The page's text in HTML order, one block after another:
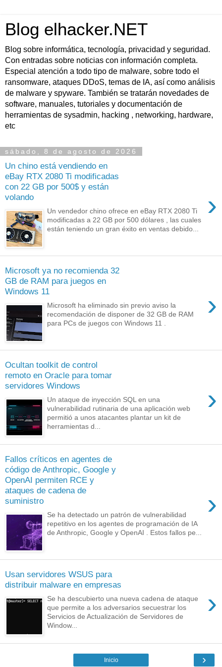
Blog elhacker.NET
Blog sobre informática, tecnología, privacidad y seguridad.
Con entradas sobre noticias con información completa.
Especial atención a todo tipo de malware, sobre todo el
ransomware, ataques DDoS, temas de IA, así como análisis
de malware y spyware. También se tratarán novedades de
software, manuales, tutoriales y documentación de
herramientas de sysadmin, hacking , networking, hardware,
etc
sábado, 8 de agosto de 2026
Un chino está vendiendo en
eBay RTX 2080 Ti modificadas
con 22 GB por 500$ y están
volando
›
Un vendedor chino ofrece en eBay RTX 2080 Ti
modificadas a 22 GB por 500 dólares , las cuales
están teniendo un gran éxito en ventas debido...
Microsoft ya no recomienda 32
GB de RAM para juegos en
Windows 11
›
Microsoft ha eliminado sin previo aviso la
recomendación de disponer de 32 GB de RAM
para PCs de juegos con Windows 11 .
Ocultan toolkit de control
remoto en Oracle para tomar
servidores Windows
›
Un ataque de inyección SQL en una
vulnerabilidad rutinaria de una aplicación web
permitió a unos atacantes plantar un kit de
herramientas d...
Fallos críticos en agentes de
código de Anthropic, Google y
OpenAI permiten RCE y
ataques de cadena de
suministro
›
Se ha detectado un patrón de vulnerabilidad
repetitivo en los agentes de programación de IA
de Anthropic, Google y OpenAI . Estos fallos pe...
Usan servidores WSUS para
distribuir malware en empresas
›
Se ha descubierto una nueva cadena de ataque
que permite a los adversarios secuestrar los
Servicios de Actualización de Servidores de
Window...
›
Inicio